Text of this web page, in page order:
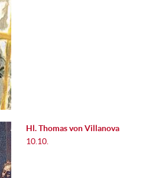
Hl. Thomas von Villanova
10.10.